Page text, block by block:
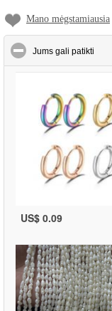
Mano mėgstamiausia
Jums gali patikti
US$ 0.09